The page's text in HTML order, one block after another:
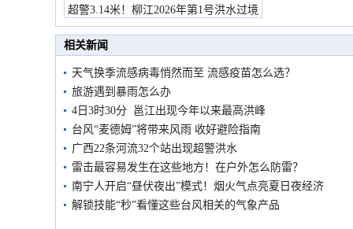
超警3.14米！柳江2026年第1号洪水过境
市民在堤岸见证汛况
相关新闻
天气换季流感病毒悄然而至 流感疫苗怎么选？
旅游遇到暴雨怎么办
4日3时30分 邕江出现今年以来最高洪峰
台风“麦德姆”将带来风雨 收好避险指南
广西22条河流32个站出现超警洪水
雷击最容易发生在这些地方！在户外怎么防雷？
南宁人开启“昼伏夜出”模式！烟火气点亮夏日夜经济
解锁技能“秒”看懂这些台风相关的气象产品